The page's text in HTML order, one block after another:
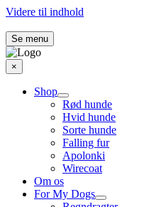
Videre til indhold
Se menu
×
Shop
Rød hunde
Hvid hunde
Sorte hunde
Falling fur
Apolonki
Wirecoat
Om os
For My Dogs